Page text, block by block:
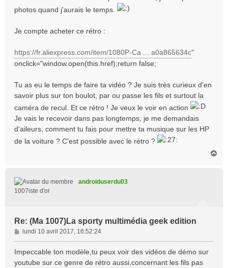
e
photos quand j'aurais le temps.
Je compte acheter ce rétro :
https://fr.aliexpress.com/item/1080P-Ca ... a0a865634c"
onclick="window.open(this.href);return false;
Tu as eu le temps de faire ta vidéo ? Je suis très curieux d'en
savoir plus sur ton boulot, par ou passe les fils et surtout la
caméra de recul. Et ce rétro ! Je veux le voir en action
Je vais le recevoir dans pas longtemps, je me demandais
d'aileurs, comment tu fais pour mettre ta musique sur les HP
de la voiture ? C'est possible avec le rétro ?
androiduserdu03
1007iste d'or
Re: (Ma 1007)La sporty multimédia geek edition
M
e
s
lundi 10 avril 2017, 16:52:24
Impeccable ton modèle,tu peux voir des vidéos de démo sur
youtube sur ce genre de rétro aussi,concernant les fils pas